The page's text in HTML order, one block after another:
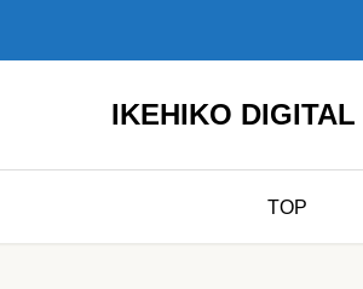
IKEHIKO DIGITAL
TOP